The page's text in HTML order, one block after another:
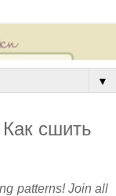
▼
сшить
patterns! Join all